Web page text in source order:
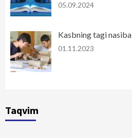
05.09.2024
Kasbning tagi nasiba
01.11.2023
Taqvim